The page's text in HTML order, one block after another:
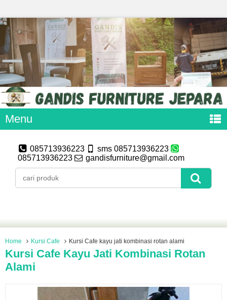
Menu
085713936223
sms 085713936223
085713936223
gandisfurniture@gmail.com
Home Kursi Cafe Kursi Cafe kayu jati kombinasi rotan alami
Kursi Cafe Kayu Jati Kombinasi Rotan
Alami